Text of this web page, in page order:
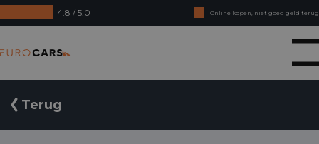
4.8 / 5.0
Online kopen, niet goed geld terug
Financial lease - Soepele acceptatie
Terug